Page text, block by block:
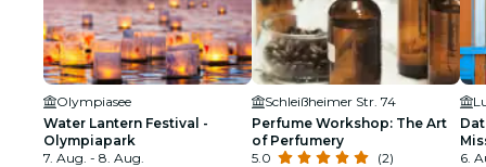
Olympiasee
Water Lantern Festival -
Olympiapark
7. Aug. - 8. Aug.
Schleißheimer Str. 74
Perfume Workshop: The Art
of Perfumery
5.0
(2)
6.